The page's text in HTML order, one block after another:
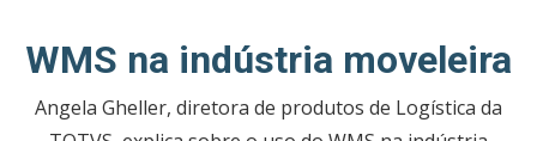
WMS na indústria moveleira
Angela Gheller, diretora de produtos de Logística da